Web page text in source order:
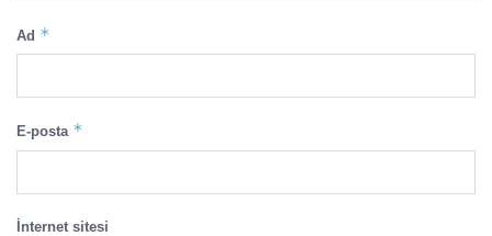
Ad *
E-posta *
İnternet sitesi